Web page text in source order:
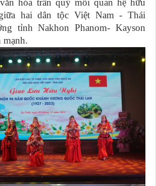
hóa trân quý mối quan hệ hữu
hai dân tộc Việt Nam - Thái
tỉnh Nakhon Phanom- Kayson
mạnh.